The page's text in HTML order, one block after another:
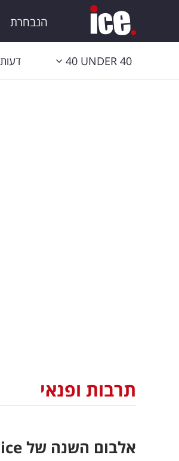
הנבחרת
40 UNDER 40 דעות
תרבות ופנאי
אלבום השנה שלice